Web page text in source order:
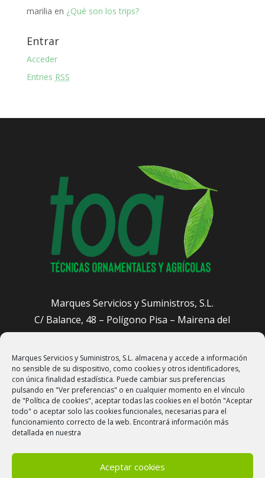
Marques Servicios y Suministros, S.L. almacena y accede a información
no sensible de su dispositivo, como cookies y otros identificadores,
con única finalidad estadística. Puede cambiar sus preferencias
pulsando en "Ver preferencias" o en cualquier momento en el vínculo
de "Política de cookies", aceptar todas las cookies en el botón "Aceptar
todo" o aceptar solo las cookies funcionales, necesarias para el
funcionamiento correcto de la web. Encontrará información más
detallada en nuestra
Aceptar cookies
marilia en ¿Qué son los trips?
Entrar
Acceder
Entries RSS
Marques Servicios y Suministros, S.L.
C/ Balance, 48 – Polígono Pisa – Mairena del
Aljarafe (Sevilla)
administracion@sevillajardineros.com
658 905 601